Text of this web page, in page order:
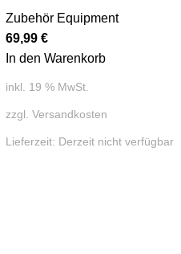
Zubehör Equipment
69,99 €
In den Warenkorb
inkl. 19 % MwSt.
zzgl. Versandkosten
Lieferzeit: Derzeit nicht verfügbar